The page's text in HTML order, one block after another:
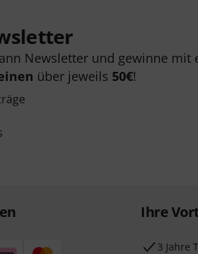
Newsletter und gewinne mit
über jeweils 50€!
Ihre
3 Jahre